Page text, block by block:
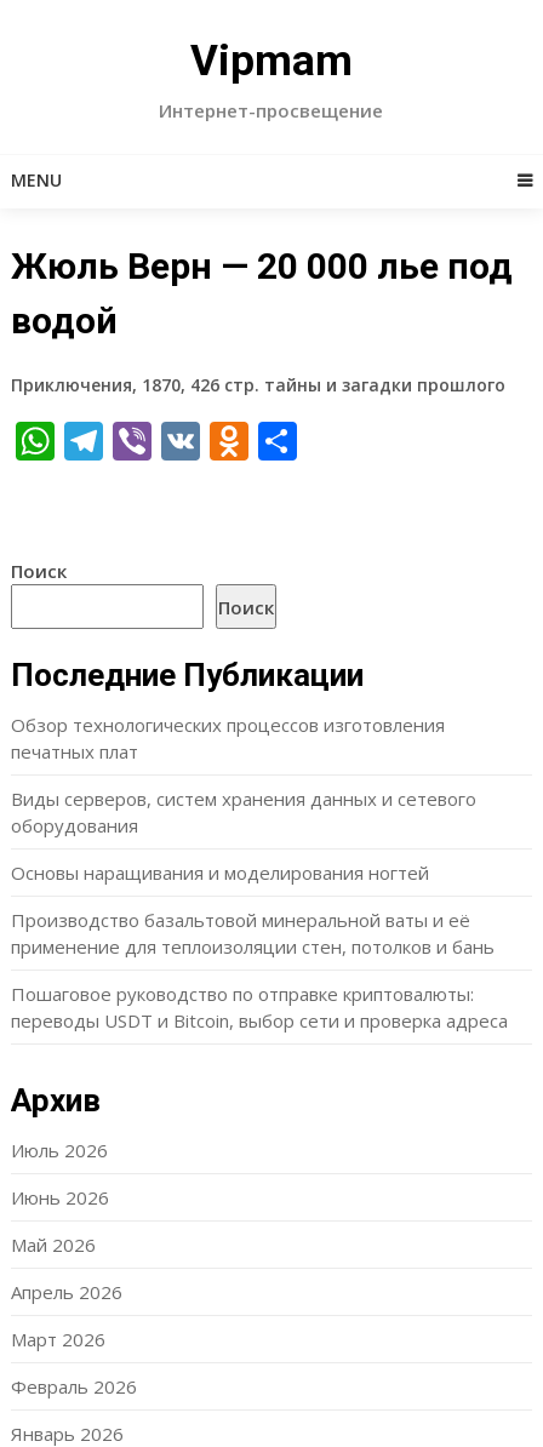
Vipmam
Интернет-просвещение
MENU
Жюль Верн — 20 000 лье под
водой
Приключения, 1870, 426 стр. тайны и загадки прошлого
WhatsApp
Telegram
Viber
VKOdnoklassniki
Отправить
Поиск
Поиск
Последние Публикации
Обзор технологических процессов изготовления
печатных плат
Виды серверов, систем хранения данных и сетевого
оборудования
Основы наращивания и моделирования ногтей
Производство базальтовой минеральной ваты и её
применение для теплоизоляции стен, потолков и бань
Пошаговое руководство по отправке криптовалюты:
переводы USDT и Bitcoin, выбор сети и проверка адреса
Архив
Июль 2026
Июнь 2026
Май 2026
Апрель 2026
Март 2026
Февраль 2026
Январь 2026